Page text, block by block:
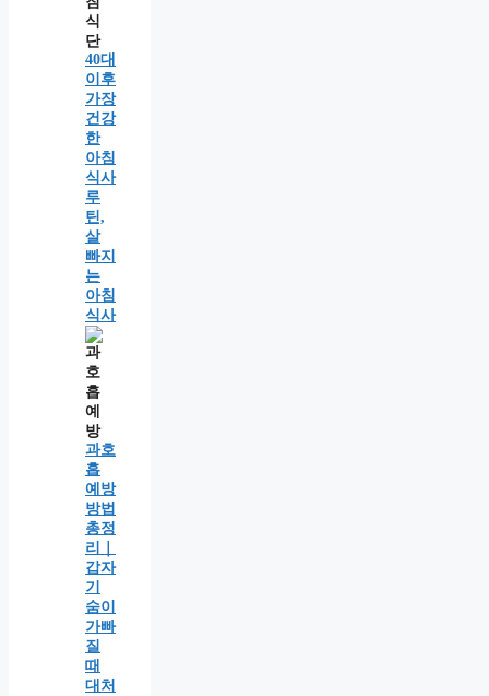
40대
이후
가장
건강
한
아침
식사
루
틴,
살
빠지
는
아침
식사
과호
흡
예방
방법
총정
리｜
갑자
기
숨이
가빠
질
때
대처